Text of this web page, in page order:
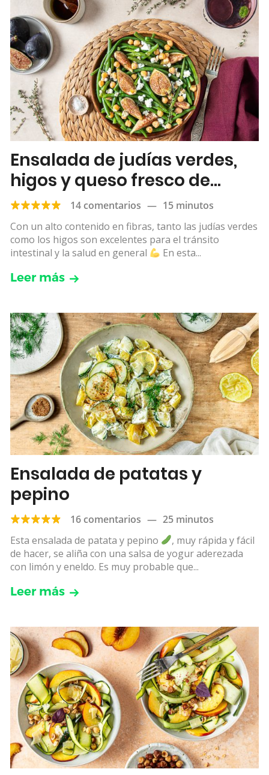
Ensalada de judías verdes,
higos y queso fresco de
cabra
14 comentarios — 15 minutos
Con un alto contenido en fibras, tanto las judías verdes
como los higos son excelentes para el tránsito
intestinal y la salud en general
En esta...
Leer más
Ensalada de patatas y
pepino
16 comentarios — 25 minutos
Esta ensalada de patata y pepino
, muy rápida y fácil
de hacer, se aliña con una salsa de yogur aderezada
con limón y eneldo. Es muy probable que...
Leer más